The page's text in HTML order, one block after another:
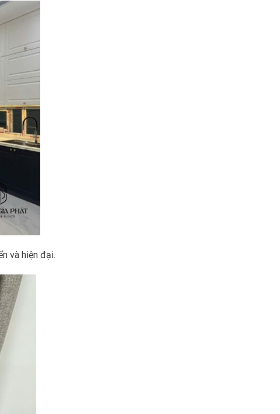
và hiện đại.